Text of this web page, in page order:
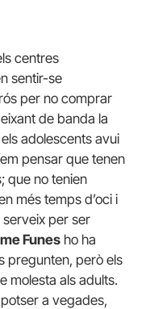
centres
sentir-se
per no comprar
de banda la
adolescents avui
pensar que tenen
que no tenien
més temps d’oci i
serveix per ser
Funes ho ha
pregunten, però els
molesta als adults.
a vegades,